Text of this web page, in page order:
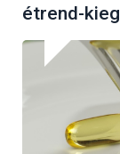
étrend-